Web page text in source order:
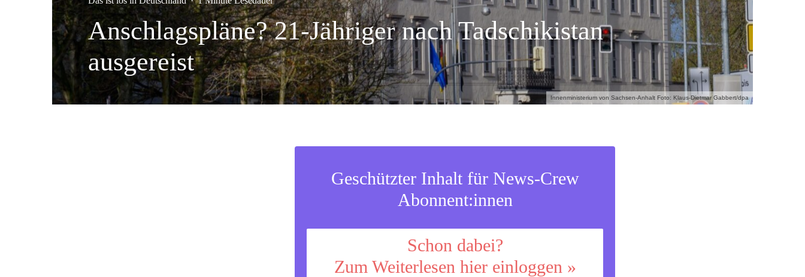
Innenministerium von Sachsen-Anhalt Foto: Klaus-Dietmar Gabbert/dpa
Anschlagspläne? 21-Jähriger nach Tadschikistan
ausgereist
Geschützter Inhalt für News-Crew
Abonnent:innen
Schon dabei?
Zum Weiterlesen hier einloggen »